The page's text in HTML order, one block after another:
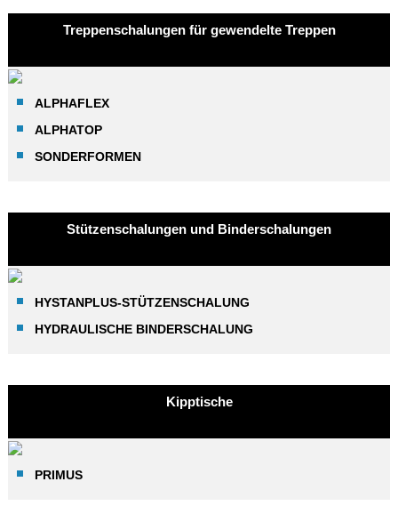
Treppenschalungen für gewendelte Treppen
ALPHAFLEX
ALPHATOP
SONDERFORMEN
Stützenschalungen und Binderschalungen
HYSTANPLUS-STÜTZENSCHALUNG
HYDRAULISCHE BINDERSCHALUNG
Kipptische
PRIMUS